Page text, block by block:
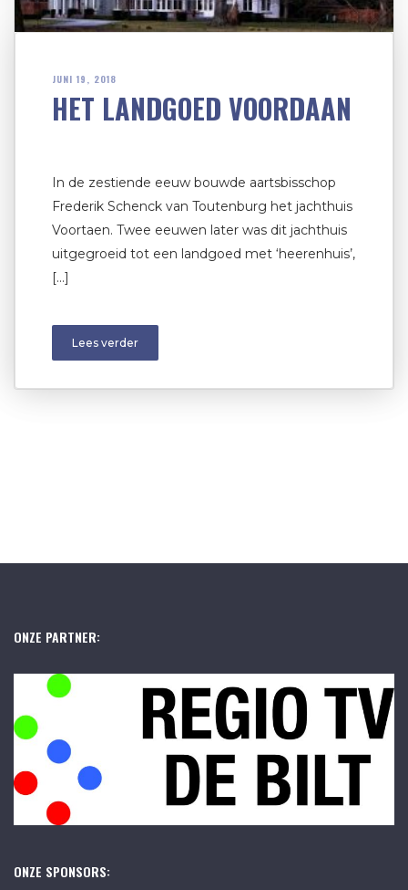
JUNI 19, 2018
HET LANDGOED VOORDAAN
In de zestiende eeuw bouwde aartsbisschop
Frederik Schenck van Toutenburg het jachthuis
Voortaen. Twee eeuwen later was dit jachthuis
uitgegroeid tot een landgoed met ‘heerenhuis’,
[…]
Lees verder
ONZE PARTNER:
ONZE SPONSORS: